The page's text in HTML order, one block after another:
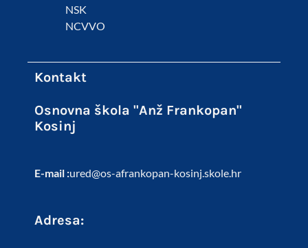
NSK
NCVVO
Kontakt
Osnovna škola "Anž Frankopan"
Kosinj
E-mail :ured@os-afrankopan-kosinj.skole.hr
Adresa: